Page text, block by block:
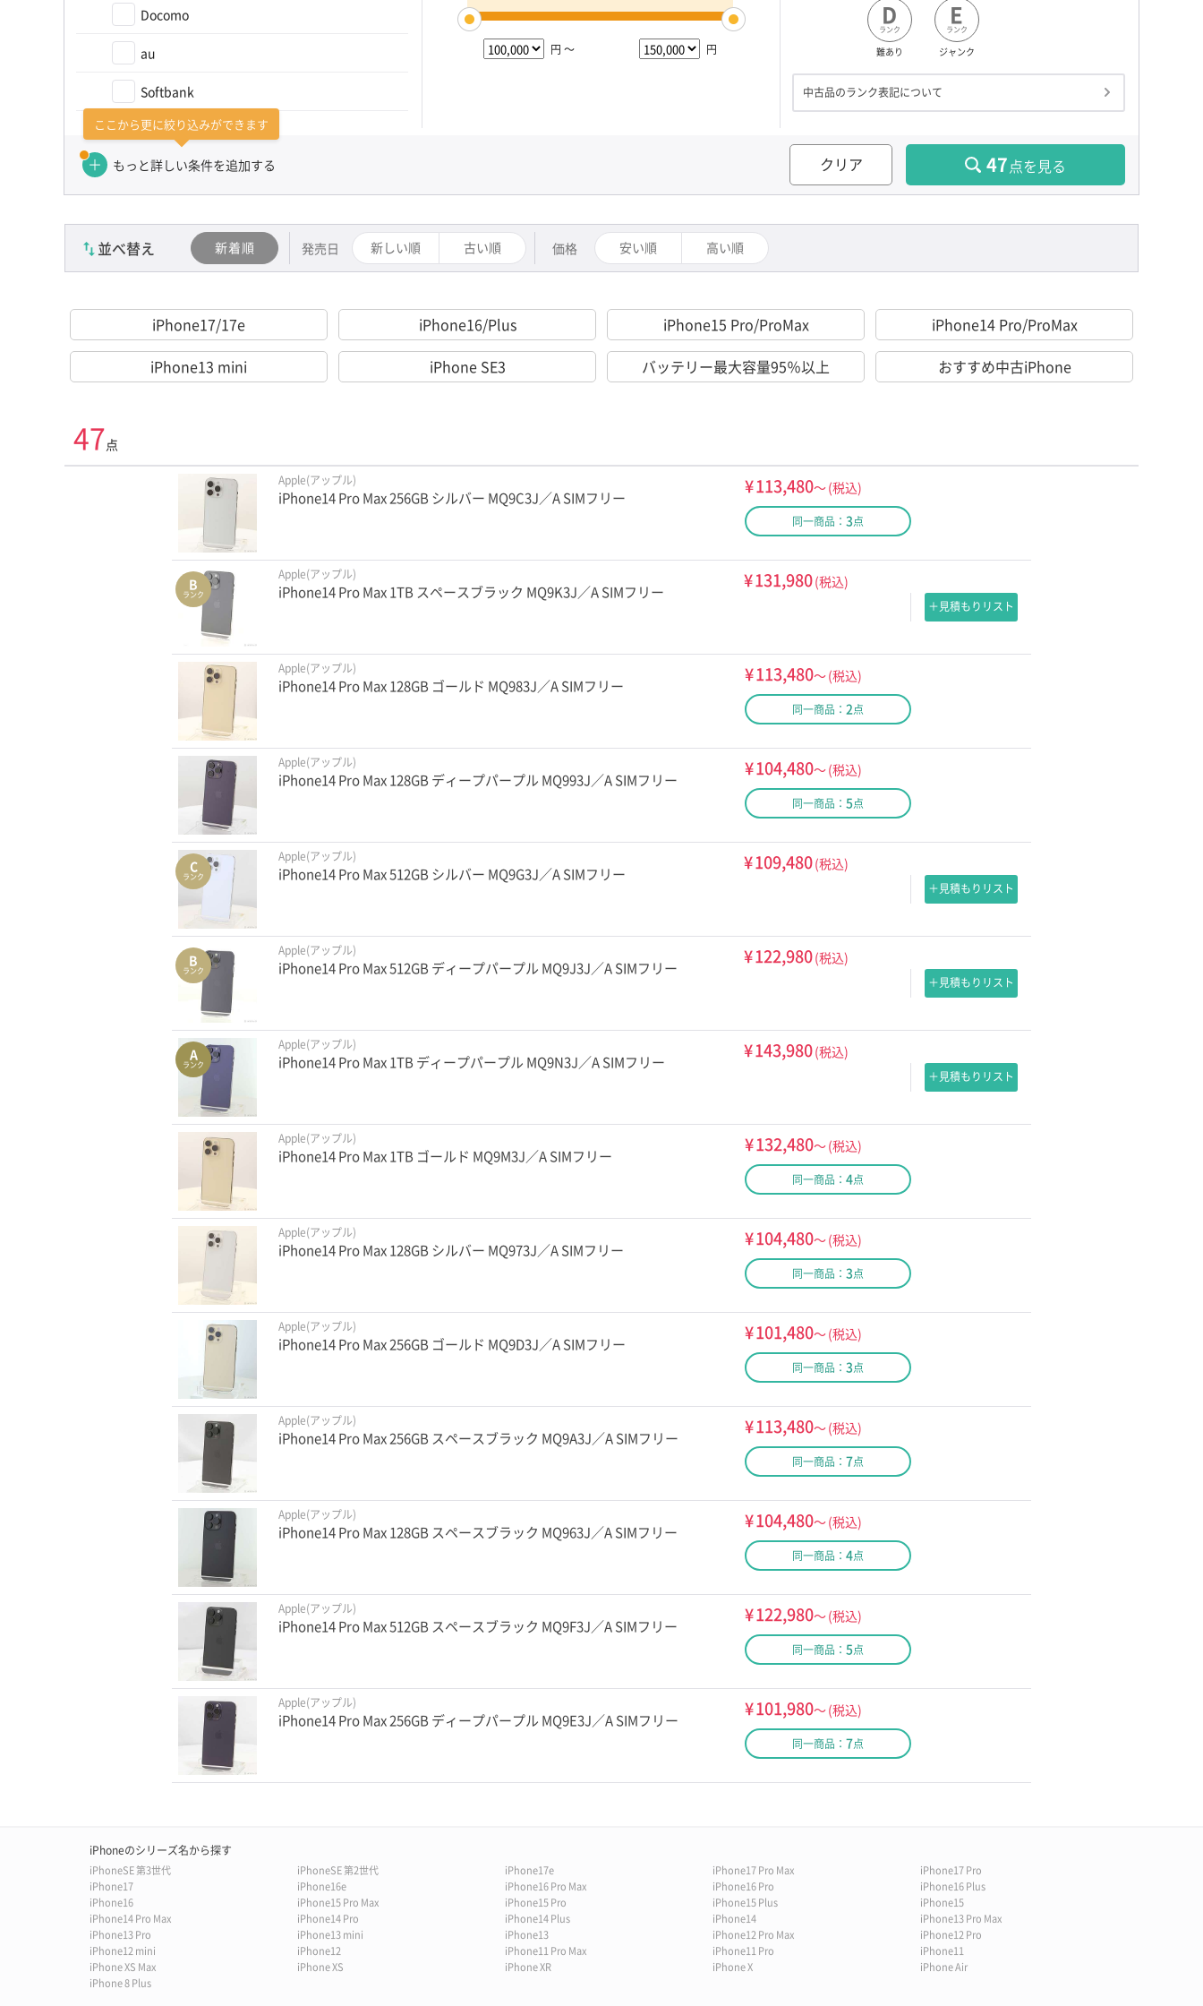
Docomo
au
Softbank
カテゴリーを選び直す（かんたん検索）
円 ～ 円
D
ランク
難あり
E
ランク
ジャンク
中古品のランク表記について
ここから更に絞り込みができます
もっと詳しい条件を追加する クリア 47点を見る
並べ替え 新着順 発売日 新しい順 古い順 価格 安い順 高い順
iPhone17/17e iPhone16/Plus iPhone15 Pro/ProMax
iPhone14 Pro/ProMax
iPhone13 mini
iPhone SE3 バッテリー最大容量95％以上 おすすめ中古iPhone
47点
Apple(アップル)
iPhone14 Pro Max 256GB シルバー MQ9C3J／A SIMフリー ¥113,480～(税込)
同一商品： 3点
B
ランク
Apple(アップル)
iPhone14 Pro Max 1TB スペースブラック MQ9K3J／A SIMフリー ¥131,980(税込)
＋見積もりリスト
Apple(アップル)
iPhone14 Pro Max 128GB ゴールド MQ983J／A SIMフリー ¥113,480～(税込)
同一商品： 2点
Apple(アップル)
iPhone14 Pro Max 128GB ディープパープル MQ993J／A SIMフリー ¥104,480～(税込)
同一商品： 5点
C
ランク
Apple(アップル)
iPhone14 Pro Max 512GB シルバー MQ9G3J／A SIMフリー ¥109,480(税込)
＋見積もりリスト
B
ランク
Apple(アップル)
iPhone14 Pro Max 512GB ディープパープル MQ9J3J／A SIMフリー ¥122,980(税込)
＋見積もりリスト
A
ランク
Apple(アップル)
iPhone14 Pro Max 1TB ディープパープル MQ9N3J／A SIMフリー ¥143,980(税込)
＋見積もりリスト
Apple(アップル)
iPhone14 Pro Max 1TB ゴールド MQ9M3J／A SIMフリー ¥132,480～(税込)
同一商品： 4点
Apple(アップル)
iPhone14 Pro Max 128GB シルバー MQ973J／A SIMフリー ¥104,480～(税込)
同一商品： 3点
Apple(アップル)
iPhone14 Pro Max 256GB ゴールド MQ9D3J／A SIMフリー ¥101,480～(税込)
同一商品： 3点
Apple(アップル)
iPhone14 Pro Max 256GB スペースブラック MQ9A3J／A SIMフリー ¥113,480～(税込)
同一商品： 7点
Apple(アップル)
iPhone14 Pro Max 128GB スペースブラック MQ963J／A SIMフリー ¥104,480～(税込)
同一商品： 4点
Apple(アップル)
iPhone14 Pro Max 512GB スペースブラック MQ9F3J／A SIMフリー ¥122,980～(税込)
同一商品： 5点
Apple(アップル)
iPhone14 Pro Max 256GB ディープパープル MQ9E3J／A SIMフリー ¥101,980～(税込)
同一商品： 7点
iPhoneのシリーズ名から探す
iPhoneSE 第3世代 iPhoneSE 第2世代 iPhone17e iPhone17 Pro Max
iPhone17 Pro
iPhone17
iPhone16e iPhone16 Pro Max iPhone16 Pro
iPhone16 Plus
iPhone16
iPhone15 Pro Max iPhone15 Pro iPhone15 Plus
iPhone15
iPhone14 Pro Max
iPhone14 Pro iPhone14 Plus iPhone14
iPhone13 Pro Max
iPhone13 Pro
iPhone13 mini iPhone13 iPhone12 Pro Max
iPhone12 Pro
iPhone12 mini
iPhone12 iPhone11 Pro Max iPhone11 Pro
iPhone11
iPhone XS Max
iPhone XS iPhone XR iPhone X
iPhone Air
iPhone 8 Plus